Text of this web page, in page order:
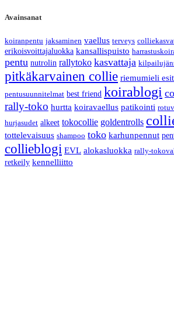
Avainsanat
koiranpentu jaksaminen vaellus terveys
erikoisvoittajaluokka kansallispuisto
pentu nutrolin rallytoko kasvattaja
pitkäkarvainen collie riemumieli
pentusuunnitelmat best friend koirablogi
rally-toko hurtta koiravaellus patikointi
hurjasudet alkeet tokocollie goldentrolls
tottelevaisuus shampoo toko karhunpennut
collieblogi EVL alokasluokka rally-
retkeily kennelliitto